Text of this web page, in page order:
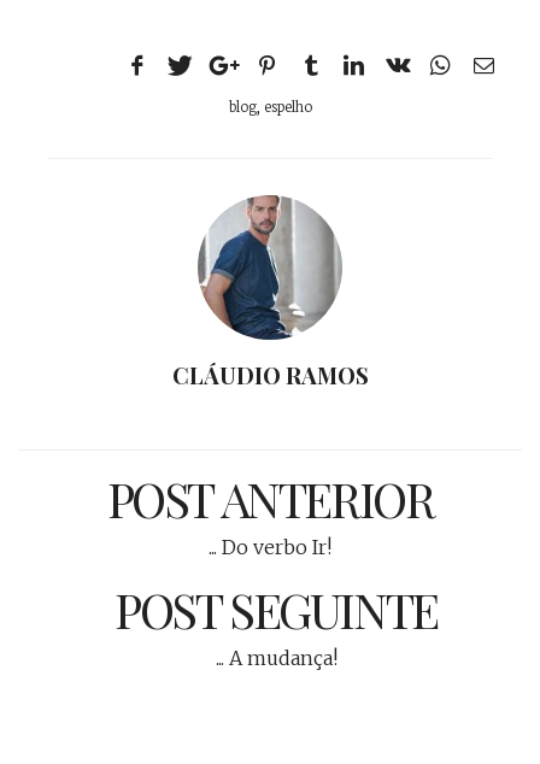
blog, espelho
CLÁUDIO RAMOS
POST ANTERIOR
... Do verbo Ir!
POST SEGUINTE
... A mudança!